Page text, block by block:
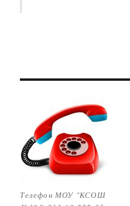
Телефон МОУ "КСОШ